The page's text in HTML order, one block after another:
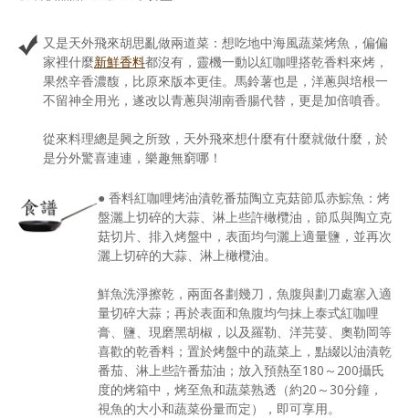
又是天外飛來胡思亂做兩道菜：想吃地中海風蔬菜烤魚，偏偏
家裡什麼新鮮香料都沒有，靈機一動以紅咖哩搭乾香料來烤，
果然辛香濃馥，比原來版本更佳。馬鈴薯也是，洋蔥與培根一
不留神全用光，遂改以青蔥與湖南香腸代替，更是加倍噴香。
從來料理總是興之所致，天外飛來想什麼有什麼就做什麼，於
是分外驚喜連連，樂趣無窮哪！
● 香料紅咖哩烤油漬乾番茄陶立克菇節瓜赤鯮魚：烤
盤灑上切碎的大蒜、淋上些許橄欖油，節瓜與陶立克
菇切片、排入烤盤中，表面均勻灑上適量鹽，並再次
灑上切碎的大蒜、淋上橄欖油。
鮮魚洗淨擦乾，兩面各劃幾刀，魚腹與劃刀處塞入適
量切碎大蒜；再於表面和魚腹均勻抹上泰式紅咖哩
膏、鹽、現磨黑胡椒，以及羅勒、洋芫荽、奧勒岡等
喜歡的乾香料；置於烤盤中的蔬菜上，點綴以油漬乾
番茄、淋上些許番茄油；放入預熱至180～200攝氏
度的烤箱中，烤至魚和蔬菜熟透（約20～30分鐘，
視魚的大小和蔬菜份量而定），即可享用。